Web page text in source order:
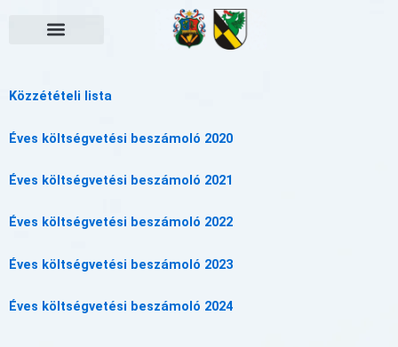
Közzétételi lista
Éves költségvetési beszámoló 2020
Éves költségvetési beszámoló 2021
Éves költségvetési beszámoló 2022
Éves költségvetési beszámoló 2023
Éves költségvetési beszámoló 2024